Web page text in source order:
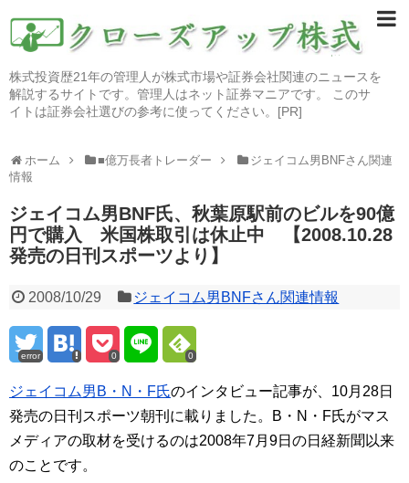
株式投資歴21年の管理人が株式市場や証券会社関連のニュースを
解説するサイトです。管理人はネット証券マニアです。 このサ
イトは証券会社選びの参考に使ってください。[PR]
ホーム ■億万長者トレーダー
ジェイコム男BNFさん関連
情報
ジェイコム男BNF氏、秋葉原駅前のビルを90億
円で購入 米国株取引は休止中 【2008.10.28
発売の日刊スポーツより】
2008/10/29 ジェイコム男BNFさん関連情報
error 0 0
ジェイコム男B・N・F氏のインタビュー記事が、10月28日
発売の日刊スポーツ朝刊に載りました。B・N・F氏がマス
メディアの取材を受けるのは2008年7月9日の日経新聞以来
のことです。